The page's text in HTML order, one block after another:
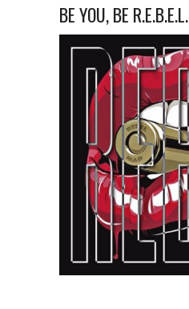
BE YOU, BE R.E.B.E.L.